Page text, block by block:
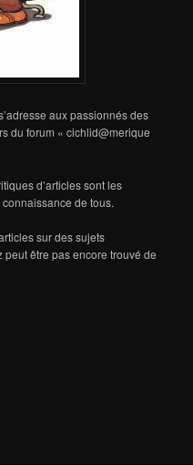
aux passionnés des
du forum « cichlid@merique
d’articles sont les
de tous.
sur des sujets
être pas encore trouvé de